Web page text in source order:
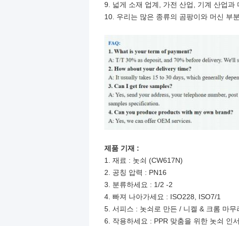
9. 넓게 소재 업계, 가전 산업, 기계 산업과
10. 우리는 많은 종류의 곰팡이와 머신 부
제품 기재 :
1. 재료 : 놋쇠 (CW617N)
2. 공칭 압력 : PN16
3. 분류하세요 : 1/2 -2
4. 빠져 나아가세요 : ISO228, ISO7/1
5. 서피스 : 놋쇠로 만든 / 니켈 & 크롬 마
6. 작용하세요 : PPR 맞춤을 위한 놋쇠 인